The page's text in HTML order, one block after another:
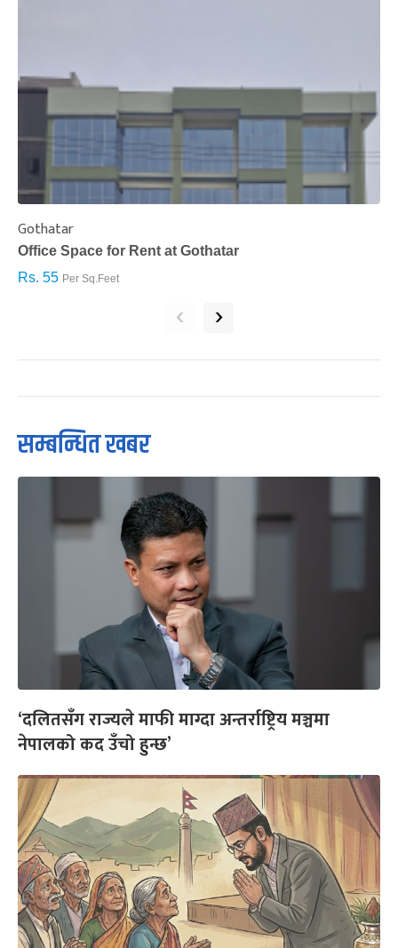
Gothatar
Office Space for Rent at Gothatar
Rs. 55 Per Sq.Feet
‹ ›
सम्बन्धित खबर
‘दलितसँग राज्यले माफी माग्दा अन्तर्राष्ट्रिय मञ्चमा
नेपालको कद उँचो हुन्छ’